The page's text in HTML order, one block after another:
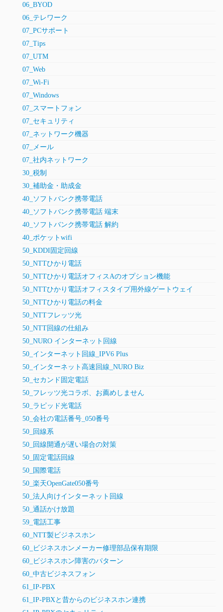
06_BYOD
06_テレワーク
07_PCサポート
07_Tips
07_UTM
07_Web
07_Wi-Fi
07_Windows
07_スマートフォン
07_セキュリティ
07_ネットワーク機器
07_メール
07_社内ネットワーク
30_税制
30_補助金・助成金
40_ソフトバンク携帯電話
40_ソフトバンク携帯電話 端末
40_ソフトバンク携帯電話 解約
40_ポケットwifi
50_KDDI固定回線
50_NTTひかり電話
50_NTTひかり電話オフィスAのオプション機能
50_NTTひかり電話オフィスタイプ用外線ゲートウェイ
50_NTTひかり電話の料金
50_NTTフレッツ光
50_NTT回線の仕組み
50_NURO インターネット回線
50_インターネット回線_IPV6 Plus
50_インターネット高速回線_NURO Biz
50_セカンド固定電話
50_フレッツ光コラボ、お薦めしません
50_ラピッド光電話
50_会社の電話番号_050番号
50_回線系
50_回線開通が遅い場合の対策
50_固定電話回線
50_国際電話
50_楽天OpenGate050番号
50_法人向けインターネット回線
50_通話かけ放題
59_電話工事
60_NTT製ビジネスホン
60_ビジネスホンメーカー修理部品保有期限
60_ビジネスホン障害のパターン
60_中古ビジネスフォン
61_IP-PBX
61_IP-PBXと昔からのビジネスホン連携